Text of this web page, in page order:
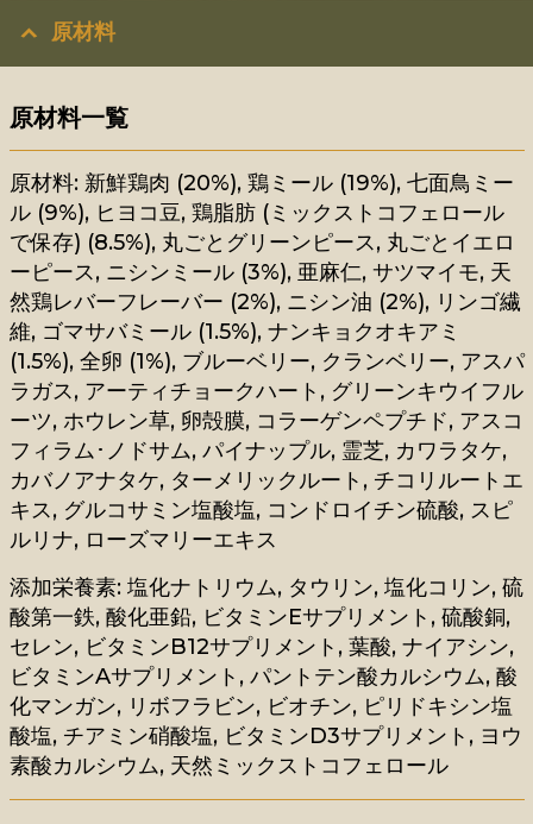
原材料
原材料一覧
原材料: 新鮮鶏肉 (20%), 鶏ミール (19%), 七面鳥ミー
ル (9%), ヒヨコ豆, 鶏脂肪 (ミックストコフェロール
で保存) (8.5%), 丸ごとグリーンピース, 丸ごとイエロ
ーピース, ニシンミール (3%), 亜麻仁, サツマイモ, 天
然鶏レバーフレーバー (2%), ニシン油 (2%), リンゴ繊
維, ゴマサバミール (1.5%), ナンキョクオキアミ
(1.5%), 全卵 (1%), ブルーベリー, クランベリー, アスパ
ラガス, アーティチョークハート, グリーンキウイフル
ーツ, ホウレン草, 卵殻膜, コラーゲンペプチド, アスコ
フィラム･ノドサム, パイナップル, 霊芝, カワラタケ,
カバノアナタケ, ターメリックルート, チコリルートエ
キス, グルコサミン塩酸塩, コンドロイチン硫酸, スピ
ルリナ, ローズマリーエキス
添加栄養素: 塩化ナトリウム, タウリン, 塩化コリン, 硫
酸第一鉄, 酸化亜鉛, ビタミンEサプリメント, 硫酸銅,
セレン, ビタミンB12サプリメント, 葉酸, ナイアシン,
ビタミンAサプリメント, パントテン酸カルシウム, 酸
化マンガン, リボフラビン, ビオチン, ピリドキシン塩
酸塩, チアミン硝酸塩, ビタミンD3サプリメント, ヨウ
素酸カルシウム, 天然ミックストコフェロール